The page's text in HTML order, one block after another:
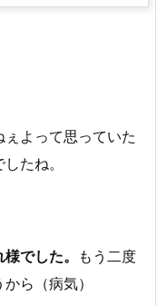
よって思っていた
たね。
でした。 もう二度
ら（病気）